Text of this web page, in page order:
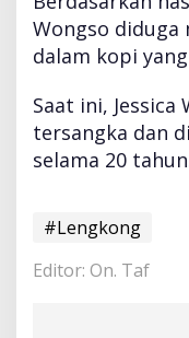
Wongso diduga
dalam kopi
Saat ini,
tersangka dan
selama 20
#Lengkong
Editor: On. Taf